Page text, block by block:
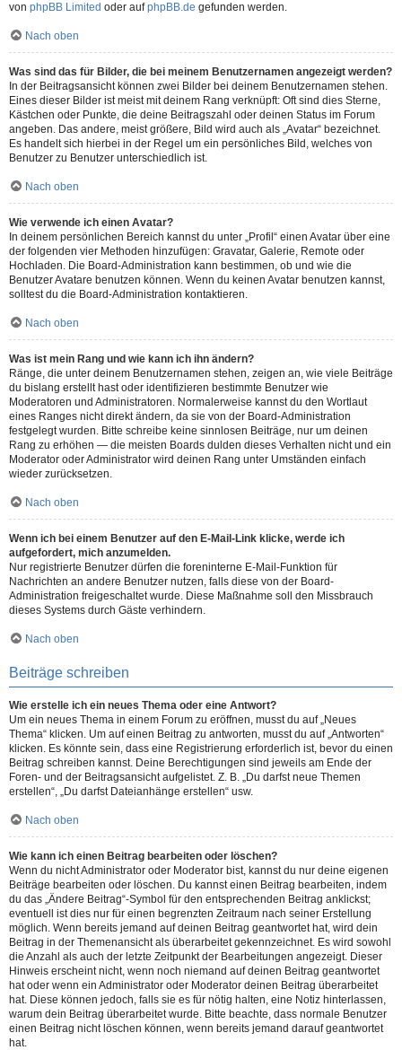
von phpBB Limited oder aufphpBB.de gefunden werden.
Nach oben
Was sind das für Bilder, die bei meinem Benutzernamen angezeigt werden?
In der Beitragsansicht können zwei Bilder bei deinem Benutzernamen stehen.
Eines dieser Bilder ist meist mit deinem Rang verknüpft: Oft sind dies Sterne,
Kästchen oder Punkte, die deine Beitragszahl oder deinen Status im Forum
angeben. Das andere, meist größere, Bild wird auch als „Avatar“ bezeichnet.
Es handelt sich hierbei in der Regel um ein persönliches Bild, welches von
Benutzer zu Benutzer unterschiedlich ist.
Nach oben
Wie verwende ich einen Avatar?
In deinem persönlichen Bereich kannst du unter „Profil“ einen Avatar über eine
der folgenden vier Methoden hinzufügen: Gravatar, Galerie, Remote oder
Hochladen. Die Board-Administration kann bestimmen, ob und wie die
Benutzer Avatare benutzen können. Wenn du keinen Avatar benutzen kannst,
solltest du die Board-Administration kontaktieren.
Nach oben
Was ist mein Rang und wie kann ich ihn ändern?
Ränge, die unter deinem Benutzernamen stehen, zeigen an, wie viele Beiträge
du bislang erstellt hast oder identifizieren bestimmte Benutzer wie
Moderatoren und Administratoren. Normalerweise kannst du den Wortlaut
eines Ranges nicht direkt ändern, da sie von der Board-Administration
festgelegt wurden. Bitte schreibe keine sinnlosen Beiträge, nur um deinen
Rang zu erhöhen — die meisten Boards dulden dieses Verhalten nicht und ein
Moderator oder Administrator wird deinen Rang unter Umständen einfach
wieder zurücksetzen.
Nach oben
Wenn ich bei einem Benutzer auf den E-Mail-Link klicke, werde ich
aufgefordert, mich anzumelden.
Nur registrierte Benutzer dürfen die foreninterne E-Mail-Funktion für
Nachrichten an andere Benutzer nutzen, falls diese von der Board-
Administration freigeschaltet wurde. Diese Maßnahme soll den Missbrauch
dieses Systems durch Gäste verhindern.
Nach oben
Beiträge schreiben
Wie erstelle ich ein neues Thema oder eine Antwort?
Um ein neues Thema in einem Forum zu eröffnen, musst du auf „Neues
Thema“ klicken. Um auf einen Beitrag zu antworten, musst du auf „Antworten“
klicken. Es könnte sein, dass eine Registrierung erforderlich ist, bevor du einen
Beitrag schreiben kannst. Deine Berechtigungen sind jeweils am Ende der
Foren- und der Beitragsansicht aufgelistet. Z. B. „Du darfst neue Themen
erstellen“, „Du darfst Dateianhänge erstellen“ usw.
Nach oben
Wie kann ich einen Beitrag bearbeiten oder löschen?
Wenn du nicht Administrator oder Moderator bist, kannst du nur deine eigenen
Beiträge bearbeiten oder löschen. Du kannst einen Beitrag bearbeiten, indem
du das „Ändere Beitrag“-Symbol für den entsprechenden Beitrag anklickst;
eventuell ist dies nur für einen begrenzten Zeitraum nach seiner Erstellung
möglich. Wenn bereits jemand auf deinen Beitrag geantwortet hat, wird dein
Beitrag in der Themenansicht als überarbeitet gekennzeichnet. Es wird sowohl
die Anzahl als auch der letzte Zeitpunkt der Bearbeitungen angezeigt. Dieser
Hinweis erscheint nicht, wenn noch niemand auf deinen Beitrag geantwortet
hat oder wenn ein Administrator oder Moderator deinen Beitrag überarbeitet
hat. Diese können jedoch, falls sie es für nötig halten, eine Notiz hinterlassen,
warum dein Beitrag überarbeitet wurde. Bitte beachte, dass normale Benutzer
einen Beitrag nicht löschen können, wenn bereits jemand darauf geantwortet
hat.